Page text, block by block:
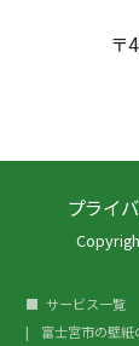
〒
プライ
サービス一覧
富士宮市の壁紙